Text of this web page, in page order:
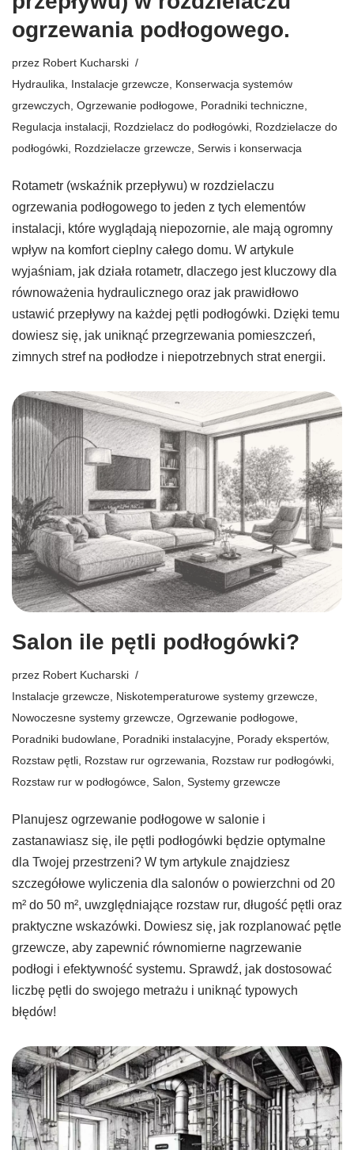
ogrzewania podłogowego.
przez Robert Kucharski
Hydraulika, Instalacje grzewcze, Konserwacja systemów
grzewczych, Ogrzewanie podłogowe, Poradniki techniczne,
Regulacja instalacji, Rozdzielacz do podłogówki, Rozdzielacze do
podłogówki, Rozdzielacze grzewcze, Serwis i konserwacja
Rotametr (wskaźnik przepływu) w rozdzielaczu
ogrzewania podłogowego to jeden z tych elementów
instalacji, które wyglądają niepozornie, ale mają ogromny
wpływ na komfort cieplny całego domu. W artykule
wyjaśniam, jak działa rotametr, dlaczego jest kluczowy dla
równoważenia hydraulicznego oraz jak prawidłowo
ustawić przepływy na każdej pętli podłogówki. Dzięki temu
dowiesz się, jak uniknąć przegrzewania pomieszczeń,
zimnych stref na podłodze i niepotrzebnych strat energii.
Salon ile pętli podłogówki?
przez Robert Kucharski
Instalacje grzewcze Niskotemperaturowe systemy grzewcze
Nowoczesne systemy grzewcze Ogrzewanie podłogowe
Poradniki budowlane Poradniki instalacyjne Porady ekspertów,
Rozstaw pętli Rozstaw rur ogrzewania Rozstaw rur podłogówki
Rozstaw rur w podłogówce Salon Systemy grzewcze
Planujesz ogrzewanie podłogowe w salonie i
zastanawiasz się, ile pętli podłogówki będzie optymalne
dla Twojej przestrzeni? W tym artykule znajdziesz
szczegółowe wyliczenia dla salonów o powierzchni od 20
m² do 50 m², uwzględniające rozstaw rur, długość pętli oraz
praktyczne wskazówki. Dowiesz się, jak rozplanować pętle
grzewcze, aby zapewnić równomierne nagrzewanie
podłogi i efektywność systemu. Sprawdź, jak dostosować
liczbę pętli do swojego metrażu i uniknąć typowych
błędów!